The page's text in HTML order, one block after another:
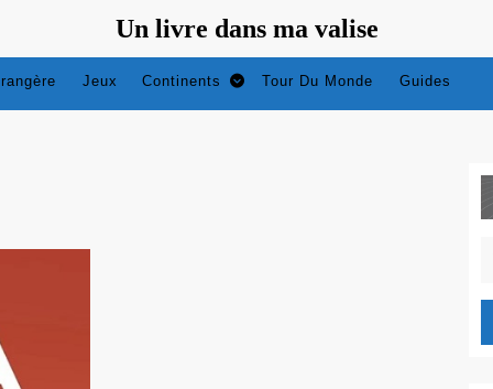
Un livre dans ma valise
Jeux Continents Tour Du Monde Guides